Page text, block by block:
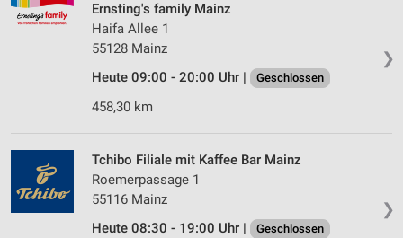
❯
Ernsting's family Mainz
Haifa Allee 1
55128 Mainz
Heute 09:00 - 20:00 Uhr |
Geschlossen
458,30 km
❯
Tchibo Filiale mit Kaffee Bar Mainz
Roemerpassage 1
55116 Mainz
Heute 08:30 - 19:00 Uhr |
Geschlossen